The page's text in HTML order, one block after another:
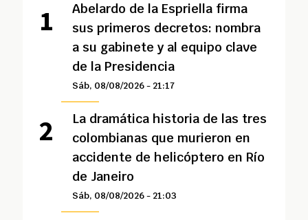
Abelardo de la Espriella firma
sus primeros decretos: nombra
a su gabinete y al equipo clave
de la Presidencia
Sáb, 08/08/2026 - 21:17
La dramática historia de las tres
colombianas que murieron en
accidente de helicóptero en Río
de Janeiro
Sáb, 08/08/2026 - 21:03